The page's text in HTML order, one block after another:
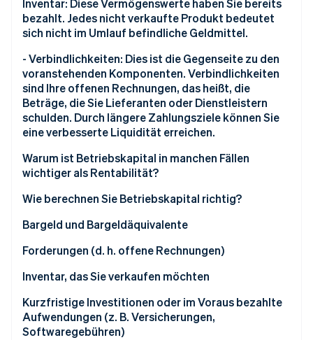
Abweichungen im zeitlichen Ablauf: Wenn Sie
fortlaufend Umsätze erzielen, nachdem Sie bereits
Aufwendungen bezahlt haben, spiegelt sich diese
Inventar: Diese Vermögenswerte haben Sie bereits
bezahlt. Jedes nicht verkaufte Produkt bedeutet
sich nicht im Umlauf befindliche Geldmittel.
- Verbindlichkeiten: Dies ist die Gegenseite zu den
voranstehenden Komponenten. Verbindlichkeiten
sind Ihre offenen Rechnungen, das heißt, die
Beträge, die Sie Lieferanten oder Dienstleistern
schulden. Durch längere Zahlungsziele können Sie
eine verbesserte Liquidität erreichen.
Warum ist Betriebskapital in manchen Fällen
wichtiger als Rentabilität?
Wachstumsstarke Unternehmen mit verzögertem
Umsätzen
Startups, die viel in Wachstum investieren
Unternehmen mit Verzögerungen in der Lieferkette
oder unerwarteten Ausgaben
Wie berechnen Sie Betriebskapital richtig?
Umlaufvermögen
Bargeld und Bargeldäquivalente
Forderungen (d. h. offene Rechnungen)
Inventar, das Sie verkaufen möchten
Kurzfristige Investitionen oder im Voraus bezahlte
Aufwendungen (z. B. Versicherungen,
Softwaregebühren)